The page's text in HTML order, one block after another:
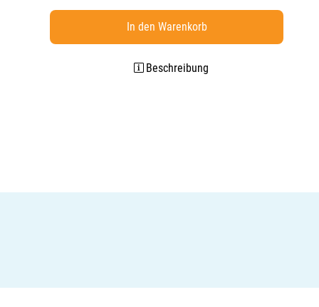
In den Warenkorb
Beschreibung